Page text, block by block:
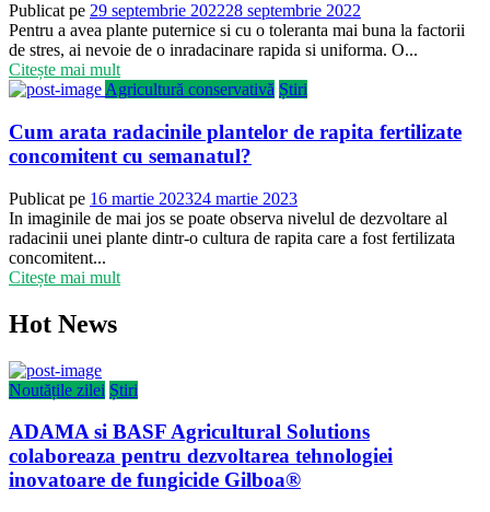
Publicat pe 29 septembrie 202228 septembrie 2022
Pentru a avea plante puternice si cu o toleranta mai buna la factorii
de stres, ai nevoie de o inradacinare rapida si uniforma. O...
Citește mai mult
Agricultură conservativă Știri
Cum arata radacinile plantelor de rapita fertilizate
concomitent cu semanatul?
Publicat pe 16 martie 202324 martie 2023
In imaginile de mai jos se poate observa nivelul de dezvoltare al
radacinii unei plante dintr-o cultura de rapita care a fost fertilizata
concomitent...
Citește mai mult
Hot News
Noutățile zilei Știri
ADAMA si BASF Agricultural Solutions
colaboreaza pentru dezvoltarea tehnologiei
inovatoare de fungicide Gilboa®